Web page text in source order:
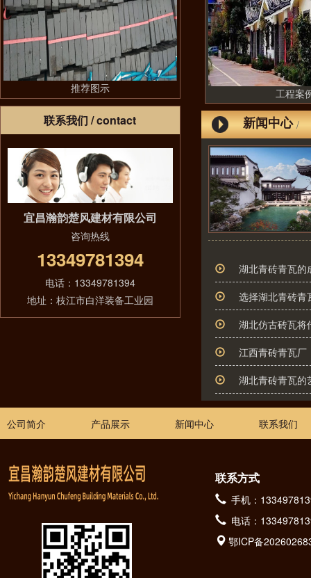
推荐图示
联系我们 / contact
宜昌瀚韵楚风建材有限公司
咨询热线
13349781394
电话：13349781394
地址：枝江市白洋装备工业园
工程案
新闻中心 /
湖北青砖青瓦的
选择湖北青砖青
湖北仿古砖瓦将
江西青砖青瓦厂
湖北青砖青瓦的
公司简介 产品展示 新闻中心 联系我们
联系方式
手机：
电话：
鄂ICP备